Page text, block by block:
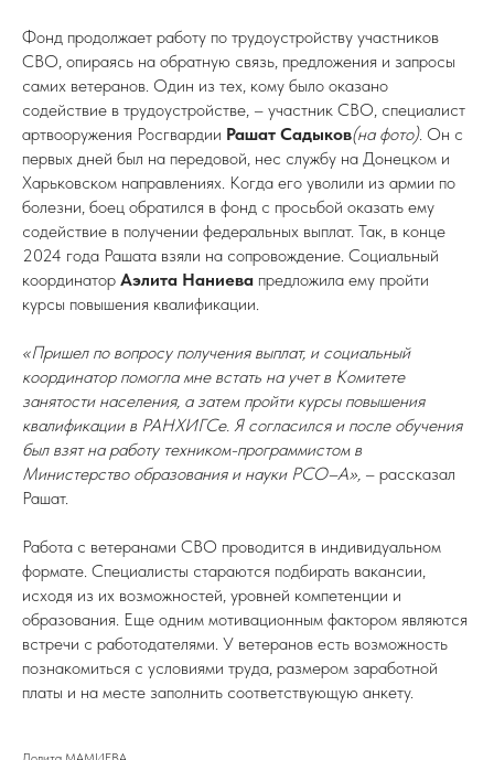
Фонд продолжает работу по трудоустройству участников
СВО, опираясь на обратную связь, предложения и запросы
самих ветеранов. Один из тех, кому было оказано
содействие в трудоустройстве, – участник СВО, специалист
артвооружения Росгвардии Рашат Садыков(на фото). Он с
первых дней был на передовой, нес службу на Донецком и
Харьковском направлениях. Когда его уволили из армии по
болезни, боец обратился в фонд с просьбой оказать ему
содействие в получении федеральных выплат. Так, в конце
2024 года Рашата взяли на сопровождение. Социальный
координатор Аэлита Наниева предложила ему пройти
курсы повышения квалификации.
«Пришел по вопросу получения выплат, и социальный
координатор помогла мне встать на учет в Комитете
занятости населения, а затем пройти курсы повышения
квалификации в РАНХИГСе. Я согласился и после обучения
был взят на работу техником-программистом в
Министерство образования и науки РСО–А», – рассказал
Рашат.
Работа с ветеранами СВО проводится в индивидуальном
формате. Специалисты стараются подбирать вакансии,
исходя из их возможностей, уровней компетенции и
образования. Еще одним мотивационным фактором являются
встречи с работодателями. У ветеранов есть возможность
познакомиться с условиями труда, размером заработной
платы и на месте заполнить соответствующую анкету.